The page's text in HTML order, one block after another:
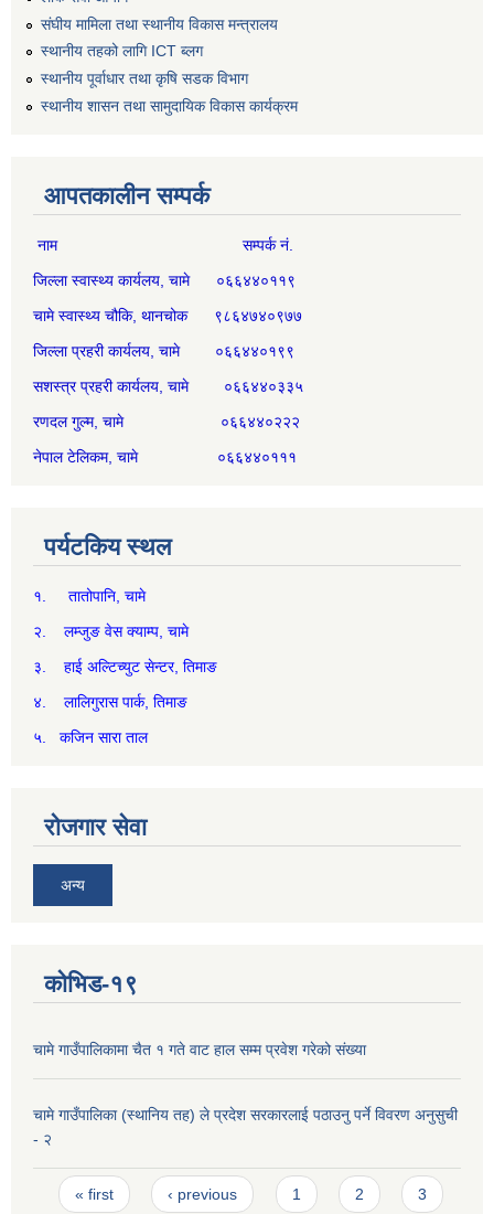
संघीय मामिला तथा स्थानीय विकास मन्त्रालय
स्थानीय तहको लागि ICT ब्लग
स्थानीय पूर्वाधार तथा कृषि सडक विभाग
स्थानीय शासन तथा सामुदायिक विकास कार्यक्रम
आपतकालीन सम्पर्क
नाम सम्पर्क नं.
जिल्ला स्वास्थ्य कार्यलय, चामे ०६६४४०११९
चामे स्वास्थ्य चौकि, थानचोक ९८६४७४०९७७
जिल्ला प्रहरी कार्यलय, चामे ०६६४४०१९९
सशस्त्र प्रहरी कार्यलय, चामे ०६६४४०३३५
रणदल गुल्म, चामे ०६६४४०२२२
नेपाल टेलिकम, चामे ०६६४४०१११
पर्यटकिय स्थल
१. तातोपानि, चामे
२. लम्जुङ वेस क्याम्प, चामे
३. हाई अल्टिच्युट सेन्टर, तिमाङ
४. लालिगुरास पार्क, तिमाङ
५. कजिन सारा ताल
रोजगार सेवा
अन्य
कोभिड-१९
चामे गाउँपालिकामा चैत १ गते वाट हाल सम्म प्रवेश गरेको संख्या
चामे गाउँपालिका (स्थानिय तह) ले प्रदेश सरकारलाई पठाउनु पर्ने विवरण अनुसुची
- २
Pages
« first ‹ previous 1 2
3